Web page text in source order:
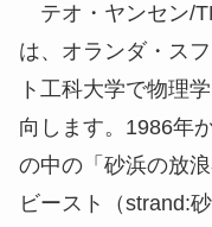
テオ・ヤンセン/
は、オランダ・ス
ト工科大学で物理
向します。1986年
の中の「砂浜の放
ビースト（strand: